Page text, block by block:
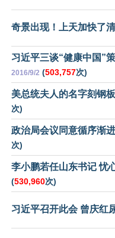
奇景出现！上天加快了
习近平三谈“健康中国”
2016/9/2 (503,757次)
美总统夫人的名字刻钢
次)
政治局会议同意循序渐
次)
李小鹏若任山东书记 忧
(530,960次)
习近平召开此会 曾庆红